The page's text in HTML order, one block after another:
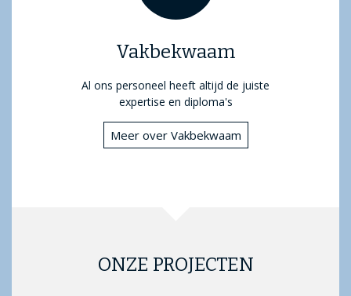
Vakbekwaam
Al ons personeel heeft altijd de juiste
expertise en diploma's
Meer over Vakbekwaam
ONZE PROJECTEN